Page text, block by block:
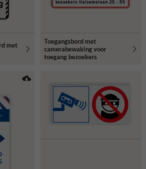
met
Toegangsbord met
camerabewaking voor
toegang bezoekers